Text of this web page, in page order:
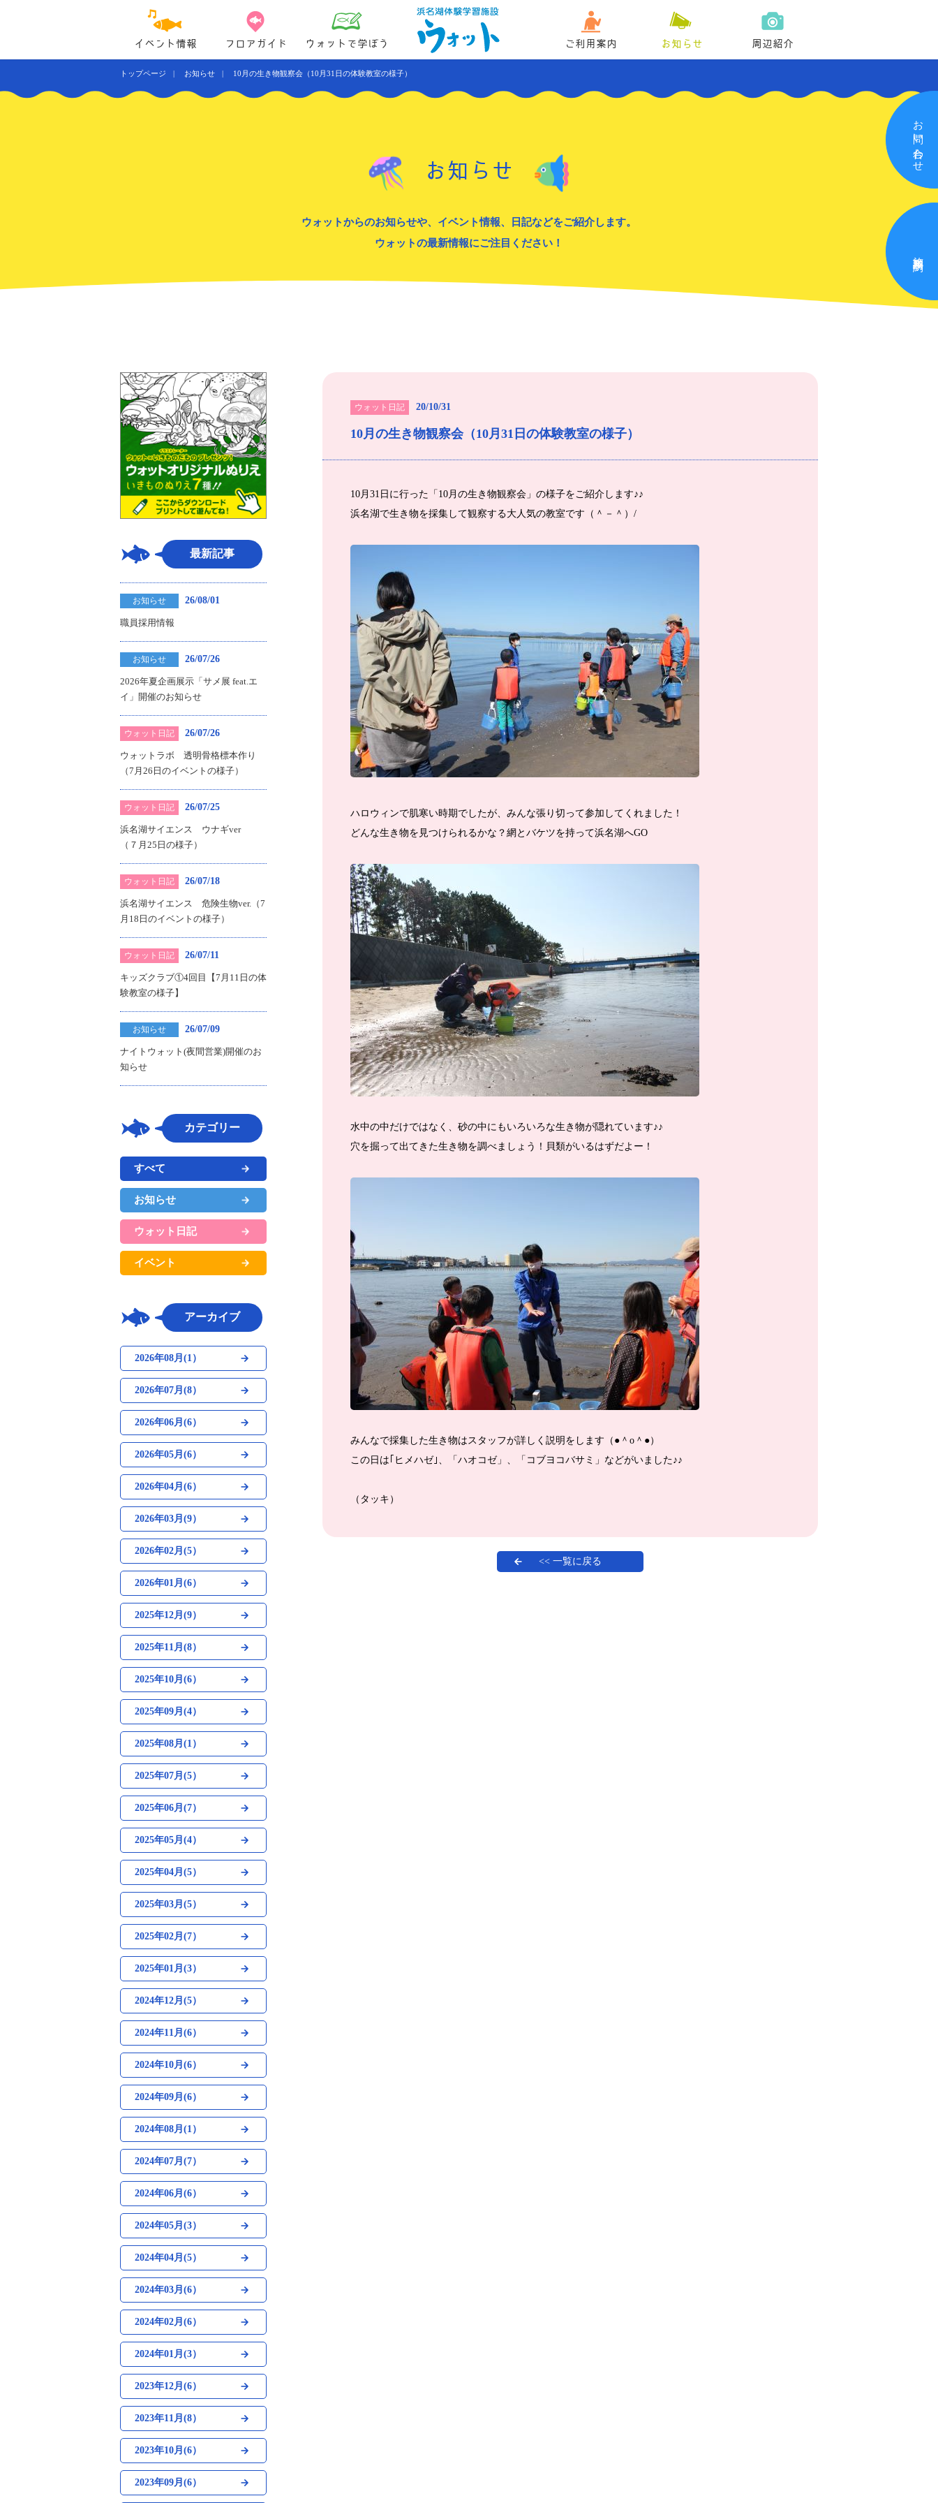
イベント情報 フロアガイド ウォットで学ぼう ご利用案内 お知らせ 周辺紹介
トップページ お知らせ 10月の生き物観察会（10月31日の体験教室の様子）
お知らせ
ウォットからのお知らせや、イベント情報、日記などをご紹介します。
ウォットの最新情報にご注目ください！
ウォット日記 20/10/31
10月の生き物観察会（10月31日の体験教室の様子）
10月31日に行った「10月の生き物観察会」の様子をご紹介します♪♪
浜名湖で生き物を採集して観察する大人気の教室です（＾－＾）/
ハロウィンで肌寒い時期でしたが、みんな張り切って参加してくれました！
どんな生き物を見つけられるかな？網とバケツを持って浜名湖へGO
水中の中だけではなく、砂の中にもいろいろな生き物が隠れています♪♪
穴を掘って出てきた生き物を調べましょう！貝類がいるはずだよー！
みんなで採集した生き物はスタッフが詳しく説明をします（●＾o＾●）
この日は｢ヒメハゼ｣、「ハオコゼ」、「コブヨコバサミ」などがいました♪♪
（タッキ）
<< 一覧に戻る
最新記事
お知らせ 26/08/01
職員採用情報
お知らせ 26/07/26
2026年夏企画展示「サメ展 feat.エ
イ」開催のお知らせ
ウォット日記 26/07/26
ウォットラボ 透明骨格標本作り
（7月26日のイベントの様子）
ウォット日記 26/07/25
浜名湖サイエンス ウナギver
（７月25日の様子）
ウォット日記 26/07/18
浜名湖サイエンス 危険生物ver.（7
月18日のイベントの様子）
ウォット日記 26/07/11
キッズクラブ①4回目【7月11日の体
験教室の様子】
お知らせ 26/07/09
ナイトウォット(夜間営業)開催のお
知らせ
カテゴリー
すべて
お知らせ
ウォット日記
イベント
アーカイブ
2026年08月(1）
2026年07月(8）
2026年06月(6）
2026年05月(6）
2026年04月(6）
2026年03月(9）
2026年02月(5）
2026年01月(6）
2025年12月(9）
2025年11月(8）
2025年10月(6）
2025年09月(4）
2025年08月(1）
2025年07月(5）
2025年06月(7）
2025年05月(4）
2025年04月(5）
2025年03月(5）
2025年02月(7）
2025年01月(3）
2024年12月(5）
2024年11月(6）
2024年10月(6）
2024年09月(6）
2024年08月(1）
2024年07月(7）
2024年06月(6）
2024年05月(3）
2024年04月(5）
2024年03月(6）
2024年02月(6）
2024年01月(3）
2023年12月(6）
2023年11月(8）
2023年10月(6）
2023年09月(6）
お問い合わせ